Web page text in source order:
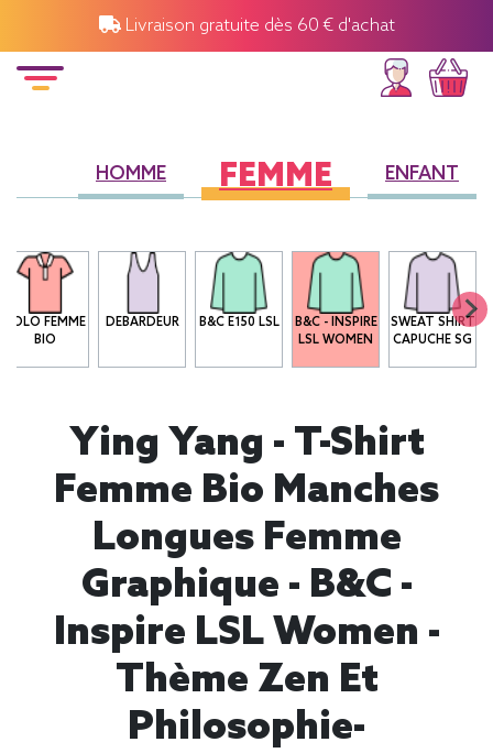
Livraison gratuite dès 60 € d'achat
HOMME FEMME ENFANT
POLO FEMME
BIO
DEBARDEUR B&C E150 LSL
B&C - INSPIRE
LSL WOMEN
SWEAT SHIRT
CAPUCHE SG
Ying Yang - T-Shirt
Femme Bio Manches
Longues Femme
Graphique - B&C -
Inspire LSL Women -
Thème Zen Et
Philosophie-